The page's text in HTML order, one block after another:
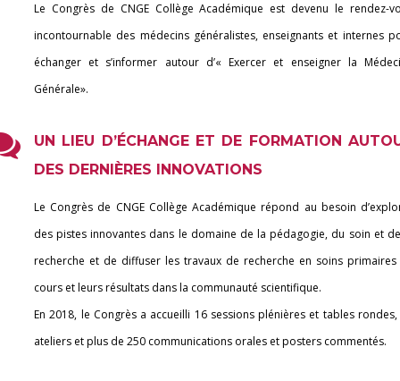
Le Congrès de CNGE Collège Académique est devenu le rendez-
incontournable des médecins généralistes, enseignants et internes
échanger et s’informer autour d’« Exercer et enseigner la
Générale».
UN LIEU D’ÉCHANGE ET DE FORMATION
DES DERNIÈRES INNOVATIONS
Le Congrès de CNGE Collège Académique répond au besoin
des pistes innovantes dans le domaine de la pédagogie, du soin et
recherche et de diffuser les travaux de recherche en soins primaires
cours et leurs résultats dans la communauté scientifique.
En 2018, le Congrès a accueilli 16 sessions plénières et tables rondes,
ateliers et plus de 250 communications orales et posters commentés.